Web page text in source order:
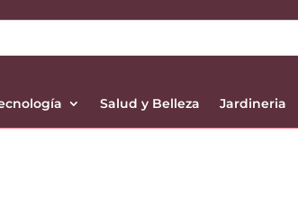
Salud y Belleza Jardineria